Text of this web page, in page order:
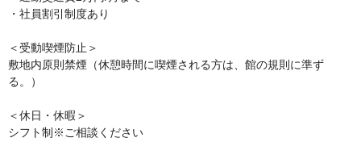
・社員割引制度あり
＜受動喫煙防止＞
敷地内原則禁煙（休憩時間に喫煙される方は、館の規則に準ず
る。）
＜休日・休暇＞
シフト制※ご相談ください